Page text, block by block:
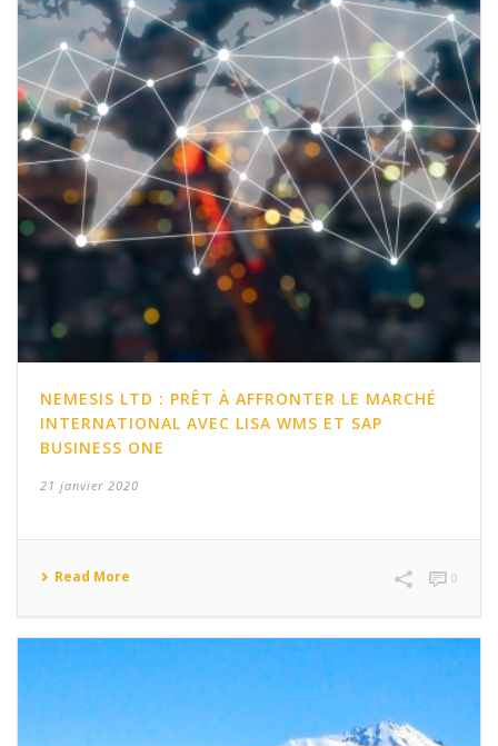
NEMESIS LTD : PRÊT À AFFRONTER LE MARCHÉ
INTERNATIONAL AVEC LISA WMS ET SAP
BUSINESS ONE
21 janvier 2020
Read More 0